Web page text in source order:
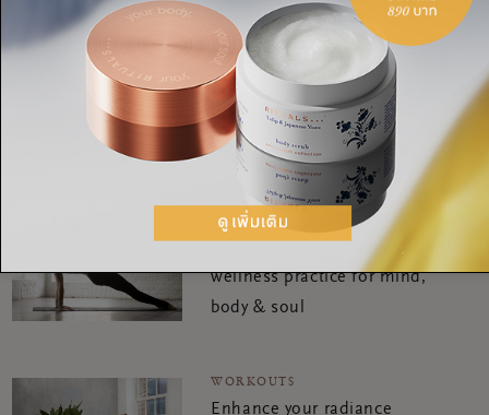
discipline, well-being and tranquility to her daily routines
WORKOUTS
Sculpt your lower body
with this Pilates workout
WORKOUTS
Why yoga is the ultimate
wellness practice for mind,
body & soul
WORKOUTS
Enhance your radiance